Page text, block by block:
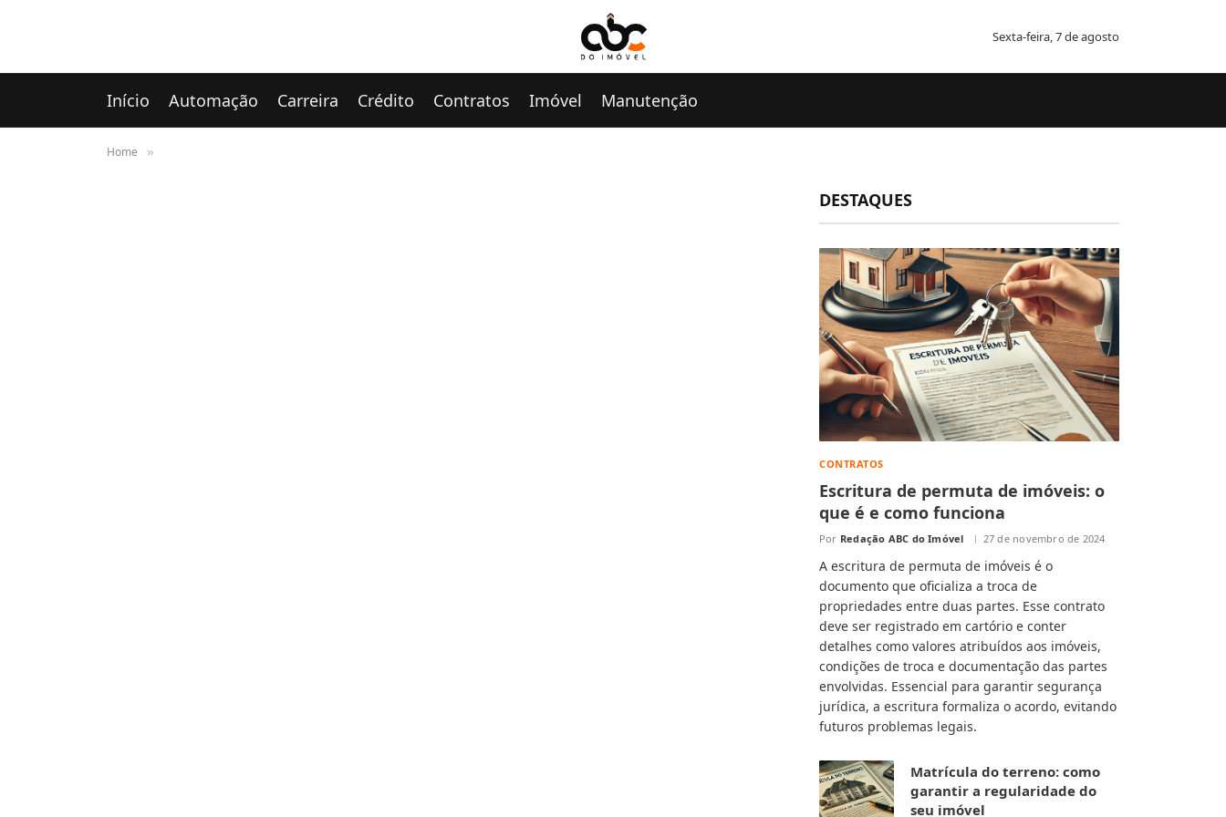
Sexta-feira, 7 de agosto
Início Automação Carreira Crédito Contratos Imóvel Manutenção
Home »
DESTAQUES
CONTRATOS
Escritura de permuta de imóveis: o
que é e como funciona
Por Redação ABC do Imóvel 27 de novembro de 2024
A escritura de permuta de imóveis é o
documento que oficializa a troca de
propriedades entre duas partes. Esse contrato
deve ser registrado em cartório e conter
detalhes como valores atribuídos aos imóveis,
condições de troca e documentação das partes
envolvidas. Essencial para garantir segurança
jurídica, a escritura formaliza o acordo, evitando
futuros problemas legais.
Matrícula do terreno: como
garantir a regularidade do
seu imóvel